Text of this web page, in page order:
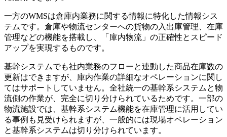
一方のWMSは倉庫内業務に関する情報に特化した情報シス
テムです。倉庫や物流センターへの貨物の入出庫管理、在庫
管理などの機能を搭載し、「庫内物流」の正確性とスピード
アップを実現するものです。
基幹システムでも社内業務のフローと連動した商品在庫数の
更新はできますが、庫内作業の詳細なオペレーションに関し
てはサポートしていません。全社統一の基幹系システムと物
流側の作業が、完全に切り分けられているためです。一部の
物流施設では、基幹系システム機能を在庫管理に活用してい
る事例も見受けられますが、一般的には現場オペレーション
と基幹系システムは切り分けられています。